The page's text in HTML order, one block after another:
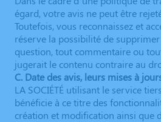
égard, votre avis ne peut être
Toutefois, vous reconnaissez et
réserve la possibilité de
question, tout commentaire ou
jugerait le contenu contraire au
C. Date des avis, leurs mises à
LA SOCIÉTÉ utilisant le service
bénéficie à ce titre des
création et modification ainsi que